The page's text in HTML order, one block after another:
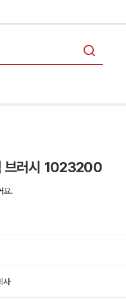
브러시 1023200
요.
사